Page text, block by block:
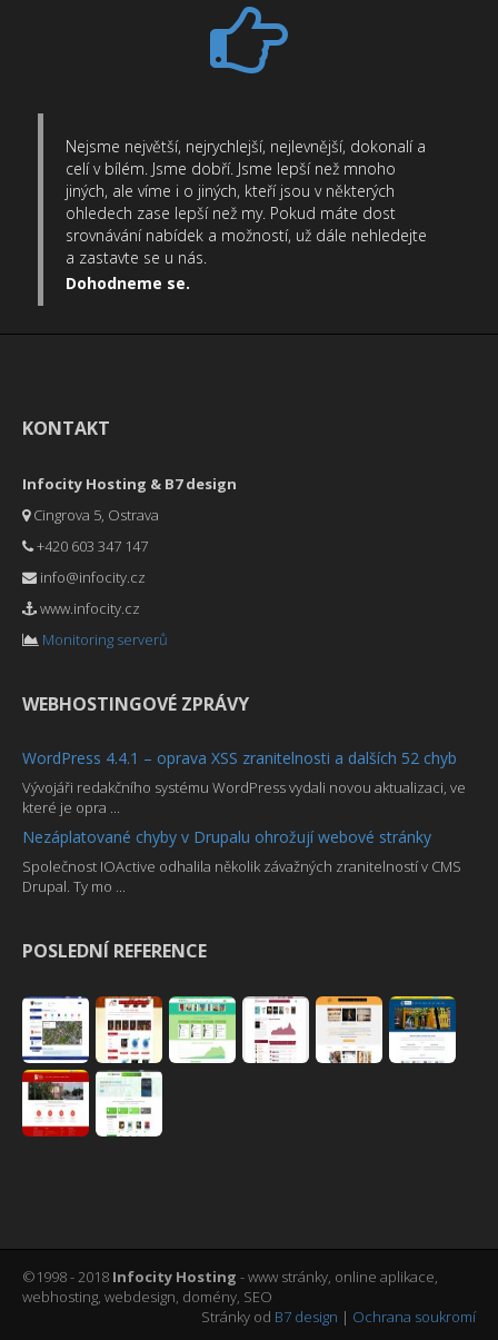
Nejsme největší, nejrychlejší, nejlevnější, dokonalí a
celí v bílém. Jsme dobří. Jsme lepší než mnoho
jiných, ale víme i o jiných, kteří jsou v některých
ohledech zase lepší než my. Pokud máte dost
srovnávání nabídek a možností, už dále nehledejte
a zastavte se u nás.
Dohodneme se.
KONTAKT
Infocity Hosting & B7 design
Cingrova 5, Ostrava
+420 603 347 147
info@infocity.cz
www.infocity.cz
Monitoring serverů
WEBHOSTINGOVÉ ZPRÁVY
WordPress 4.4.1 – oprava XSS zranitelnosti a dalších 52 chyb
Vývojáři redakčního systému WordPress vydali novou aktualizaci, ve
které je opra ...
Nezáplatované chyby v Drupalu ohrožují webové stránky
Společnost IOActive odhalila několik závažných zranitelností v CMS
Drupal. Ty mo ...
POSLEDNÍ REFERENCE
©1998 - 2018 Infocity Hosting - www stránky, online aplikace,
webhosting, webdesign, domény, SEO
Stránky od B7 design | Ochrana soukromí